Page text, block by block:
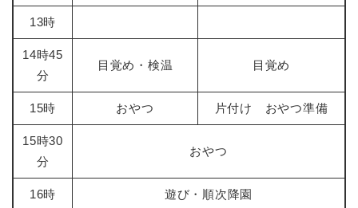
13時
14時45
分
目覚め・検温 目覚め
15時 おやつ 片付け おやつ準備
15時30
分
おやつ
16時 遊び・順次降園